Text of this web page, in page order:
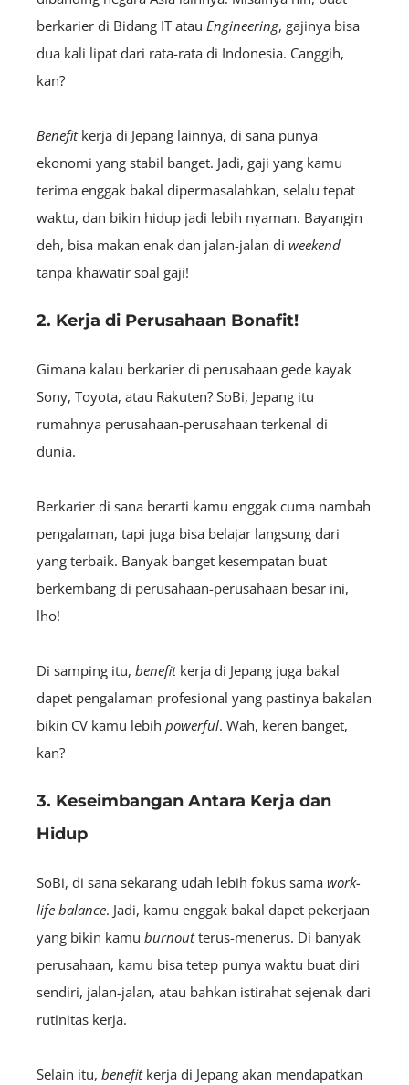
berkarier di Bidang IT atau Engineering, gajinya bisa
dua kali lipat dari rata-rata di Indonesia. Canggih,
kan?
Benefitkerja di Jepang lainnya, di sana punya
ekonomi yang stabil banget. Jadi, gaji yang kamu
terima enggak bakal dipermasalahkan, selalu tepat
waktu, dan bikin hidup jadi lebih nyaman. Bayangin
deh, bisa makan enak dan jalan-jalan di weekend
tanpa khawatir soal gaji!
2. Kerja di Perusahaan Bonafit!
Gimana kalau berkarier di perusahaan gede kayak
Sony, Toyota, atau Rakuten? SoBi, Jepang itu
rumahnya perusahaan-perusahaan terkenal di
dunia.
Berkarier di sana berarti kamu enggak cuma nambah
pengalaman, tapi juga bisa belajar langsung dari
yang terbaik. Banyak banget kesempatan buat
berkembang di perusahaan-perusahaan besar ini,
lho!
Di samping itu, benefitkerja di Jepang juga bakal
dapet pengalaman profesional yang pastinya bakalan
bikin CV kamu lebih powerful. Wah, keren banget,
kan?
3. Keseimbangan Antara Kerja dan
Hidup
SoBi, di sana sekarang udah lebih fokus sama work-
life balance. Jadi, kamu enggak bakal dapet pekerjaan
yang bikin kamu burnoutterus-menerus. Di banyak
perusahaan, kamu bisa tetep punya waktu buat diri
sendiri, jalan-jalan, atau bahkan istirahat sejenak dari
rutinitas kerja.
Selain itu, benefitkerja di Jepang akan mendapatkan